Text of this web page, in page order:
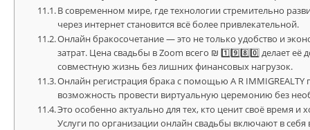
В современном мире, где технологии стремительно
через интернет становится всё более привлекательной.
Онлайн бракосочетание — это не только удобство и
затрат. Цена свадьбы в Zoom всего ₪ 1️⃣9️⃣8️⃣0️⃣ делает
совместную жизнь без лишних финансовых нагрузок.
Онлайн регистрация брака с помощью A R
возможность провести виртуальную церемонию без
Это особенно актуально для тех, кто ценит своё время
Услуги по организации онлайн свадьбы включают в